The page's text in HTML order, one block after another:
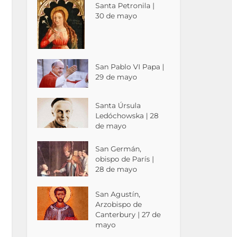
Santa Petronila |
30 de mayo
San Pablo VI Papa |
29 de mayo
Santa Úrsula
Ledóchowska | 28
de mayo
San Germán,
obispo de París |
28 de mayo
San Agustín,
Arzobispo de
Canterbury | 27 de
mayo